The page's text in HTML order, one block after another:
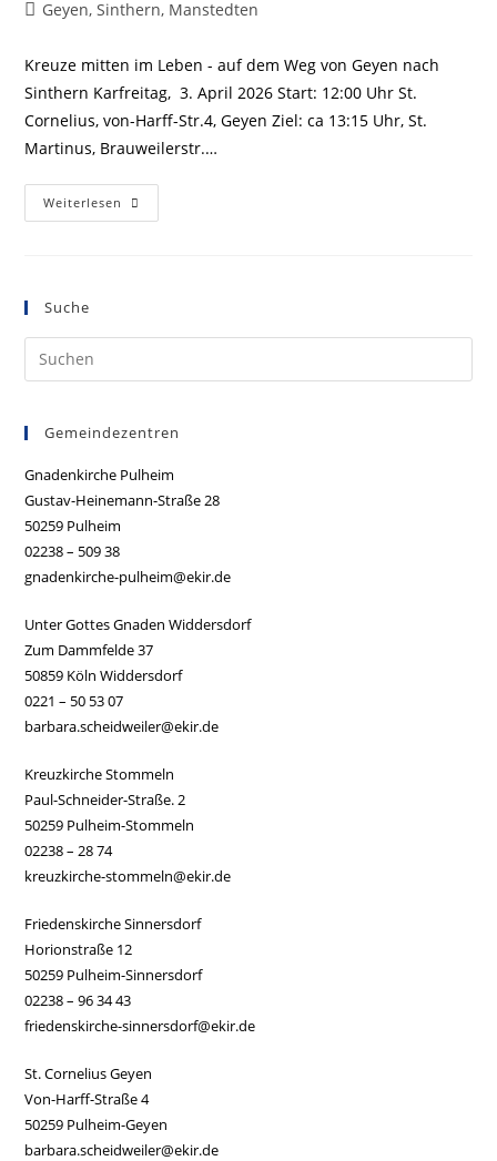
Beitrags-
Geyen, Sinthern, Manstedten
Kreuze mitten im Leben - auf dem Weg von Geyen nach
Sinthern Karfreitag, 3. April 2026 Start: 12:00 Uhr St.
Cornelius, von-Harff-Str.4, Geyen Ziel: ca 13:15 Uhr, St.
Martinus, Brauweilerstr.…
Weiterlesen Ökumenischer
Kreuzweg
Suche
Gemeindezentren
Gnadenkirche Pulheim
Gustav-Heinemann-Straße 28
50259 Pulheim
02238 – 509 38
gnadenkirche-pulheim@ekir.de
Unter Gottes Gnaden Widdersdorf
Zum Dammfelde 37
50859 Köln Widdersdorf
0221 – 50 53 07
barbara.scheidweiler@ekir.de
Kreuzkirche Stommeln
Paul-Schneider-Straße. 2
50259 Pulheim-Stommeln
02238 – 28 74
kreuzkirche-stommeln@ekir.de
Friedenskirche Sinnersdorf
Horionstraße 12
50259 Pulheim-Sinnersdorf
02238 – 96 34 43
friedenskirche-sinnersdorf@ekir.de
St. Cornelius Geyen
Von-Harff-Straße 4
50259 Pulheim-Geyen
barbara.scheidweiler@ekir.de